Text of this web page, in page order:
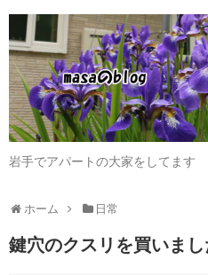
岩手でアパートの大家をしてます
ホーム 日常
鍵穴のクスリを買いまし